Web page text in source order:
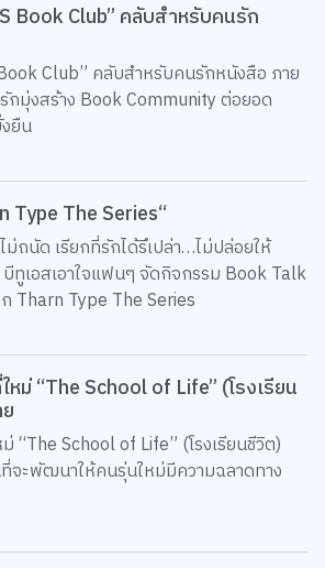
Book Club” คลับสำหรับคนรัก
Club” คลับสำหรับคนรักหนังสือ ภาย
กมุ่งสร้าง Book Community ต่อยอด
ยืน
Type The Series“
ม่ถนัด เรียกที่รักได้รึเปล่า…ไม่ปล่อยให้
ทูเอสเอาใจแฟนๆ จัดกิจกรรม Book Talk
Tharn Type The Series
ม่ “The School of Life” (โรงเรียน
“The School of Life” (โรงเรียนชีวิต)
จะพัฒนาให้คนรุ่นใหม่มีความฉลาดทาง